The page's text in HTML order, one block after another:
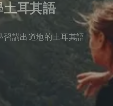
土耳其語
習講出道地的土耳其語